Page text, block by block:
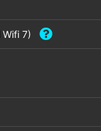
Wifi 7)